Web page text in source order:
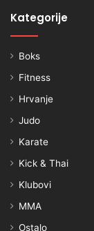
Kategorije
Boks
Fitness
Hrvanje
Judo
Karate
Kick & Thai
Klubovi
MMA
Ostalo